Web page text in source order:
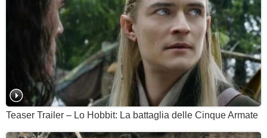
Teaser Trailer – Lo Hobbit: La battaglia delle Cinque Armate